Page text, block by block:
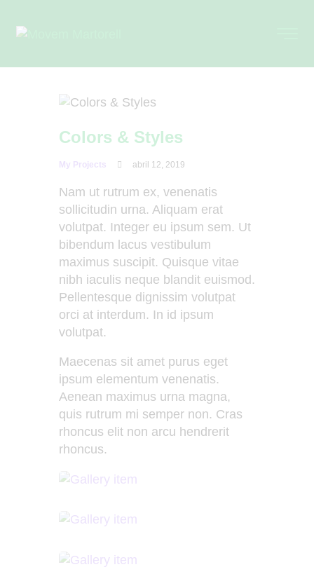
Colors & Styles
My Projects abril 12, 2019
Nam ut rutrum ex, venenatis
sollicitudin urna. Aliquam erat
volutpat. Integer eu ipsum sem. Ut
bibendum lacus vestibulum
maximus suscipit. Quisque vitae
nibh iaculis neque blandit euismod.
Pellentesque dignissim volutpat
orci at interdum. In id ipsum
volutpat.
Maecenas sit amet purus eget
ipsum elementum venenatis.
Aenean maximus urna magna,
quis rutrum mi semper non. Cras
rhoncus elit non arcu hendrerit
rhoncus.